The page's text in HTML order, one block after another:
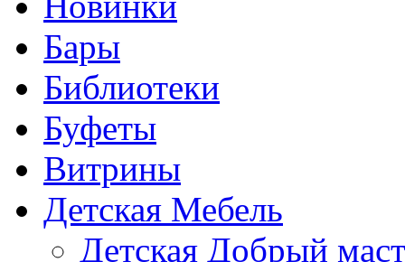
Бары
Библиотеки
Буфеты
Витрины
Детская Мебель
Детская Добрый